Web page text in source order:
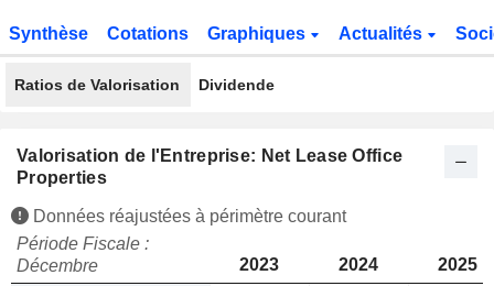
Synthèse Cotations Graphiques Actualités
Ratios de Valorisation Dividende
Valorisation de l'Entreprise: Net Lease Office
Properties
Données réajustées à périmètre courant
Période Fiscale :
Décembre
2023 2024
2025